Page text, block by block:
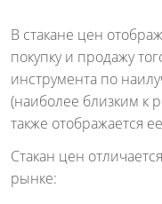
В стакане цен
покупку и продажу
инструмента по
(наиболее близким к
также отображается
Стакан цен
рынке: